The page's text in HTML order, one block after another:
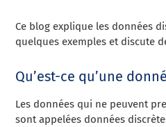
Ce blog explique les données
quelques exemples et discute
Qu’est-ce qu’une
Les données qui ne peuvent
sont appelées données